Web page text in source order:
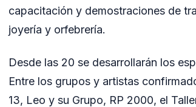
capacitación y demostraciones de
joyería y orfebrería.
Desde las 20 se desarrollarán los
Entre los grupos y artistas
13, Leo y su Grupo, RP 2000, el